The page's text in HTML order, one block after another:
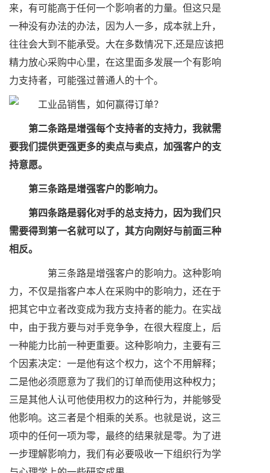
来，有可能高于任何一个影响者的力量。但这只是
一种没有办法的办法，因为人一多，成本就上升，
往往会大到不能承受。大在多数情况下,还是应该把
精力放心采购中心里，在这里面多发展一个有影响
力支持者，可能强过普通人的十个。
第二条路是增强每个支持者的支持力，我就需
要我们提供更强更多的卖点与卖点，加强客户的支
持意愿。
第三条路是增强客户的影响力。
第四条路是弱化对手的总支持力，因为我们只
需要得到第一名就可以了，其方向刚好与前面三种
相反。
第三条路是增强客户的影响力。这种影响
力，不仅是指客户本人在采购中的影响力，还在于
把其它中立者改变成为我方支持者的能力。在实战
中，由于我方要与对手竞争争，在很大程度上，后
一种能力比前一种更重要。这种影响力，主要有三
个因素决定：一是他有这个权力，这个不用解释；
二是他必须愿意为了我们的订单而使用这种权力；
三是其他人认可他使用权力的这种行为，并能够受
他影响。这三者是个相乘的关系。也就是说，这三
项中的任何一项为零，最终的结果就是零。为了进
一步理解影响力，我们有必要吸收一下组织行为学